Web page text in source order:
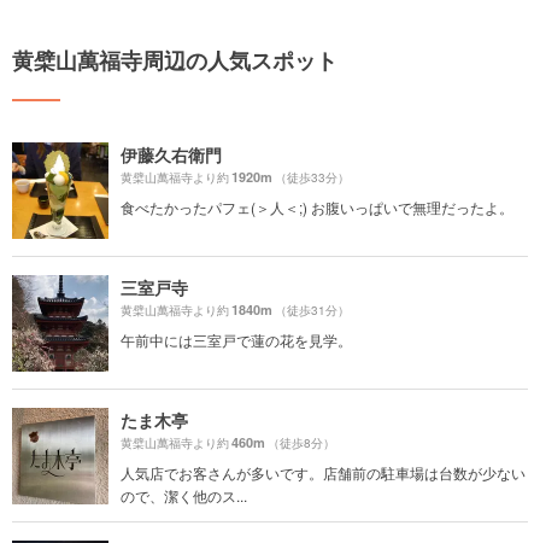
黄檗山萬福寺周辺の人気スポット
伊藤久右衛門
黄檗山萬福寺より約1920m （徒歩33分）
食べたかったパフェ(＞人＜;) お腹いっぱいで無理だったよ。
三室戸寺
黄檗山萬福寺より約1840m （徒歩31分）
午前中には三室戸で蓮の花を見学。
たま木亭
黄檗山萬福寺より約460m （徒歩8分）
人気店でお客さんが多いです。店舗前の駐車場は台数が少ない
ので、潔く他のス...